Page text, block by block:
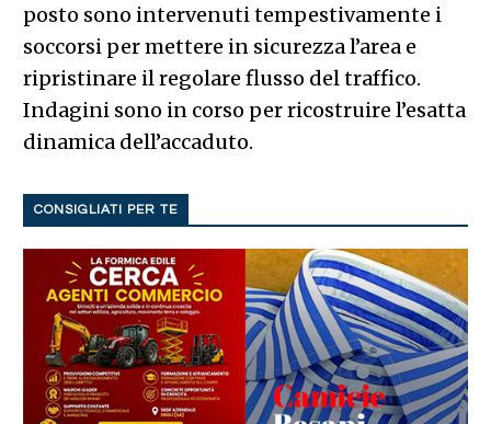
posto sono intervenuti tempestivamente i
soccorsi per mettere in sicurezza l’area e
ripristinare il regolare flusso del traffico.
Indagini sono in corso per ricostruire l’esatta
dinamica dell’accaduto.
CONSIGLIATI PER TE